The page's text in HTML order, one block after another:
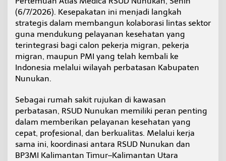
G
a
n
d
e
n
B
M
I
a
l
t
(6/7/2026). Kesepakatan ini menjadi langkah
strategis dalam membangun kolaborasi lintas sektor
guna mendukung pelayanan kesehatan yang
terintegrasi bagi calon pekerja migran, pekerja
migran, maupun PMI yang telah kembali ke
Indonesia melalui wilayah perbatasan Kabupaten
Nunukan.
Sebagai rumah sakit rujukan di kawasan
perbatasan, RSUD Nunukan memiliki peran penting
dalam memberikan pelayanan kesehatan yang
cepat, profesional, dan berkualitas. Melalui kerja
sama ini, koordinasi antara RSUD Nunukan dan
BP3MI Kalimantan Timur–Kalimantan Utara